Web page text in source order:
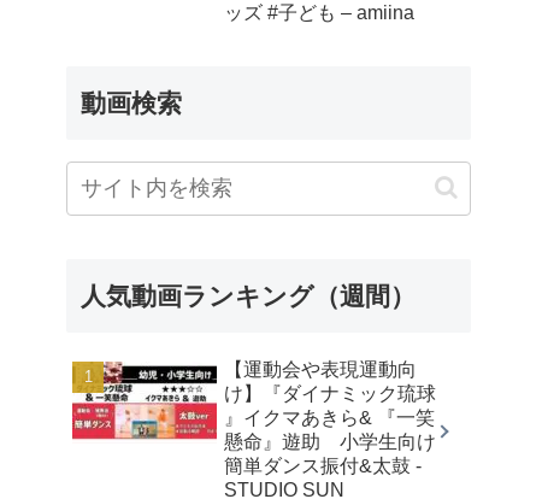
ッズ #子ども – amiina
動画検索
人気動画ランキング（週間）
【運動会や表現運動向
け】『ダイナミック琉球
』イクマあきら& 『一笑
懸命』遊助 小学生向け
簡単ダンス振付&太鼓 -
STUDIO SUN